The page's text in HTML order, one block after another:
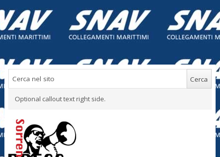
Optional callout text right side.